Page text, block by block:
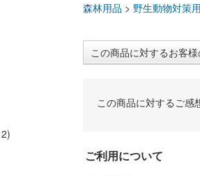
森林用品 > 野生動物対策
この商品に対するお客
この商品に対するご感
ご利用について